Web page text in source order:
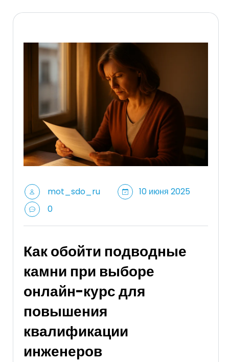
mot_sdo_ru
10 июня 2025
0
Как обойти подводные
камни при выборе
онлайн-курс для
повышения
квалификации
инженеров